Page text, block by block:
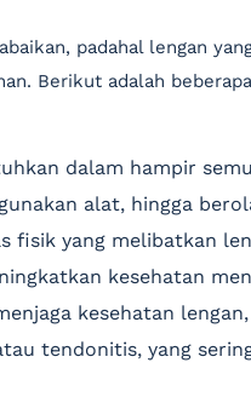
padahal lengan
Berikut adalah
dalam hampir
alat, hingga
fisik yang melibatkan
kesehatan
kesehatan
tendonitis, yang